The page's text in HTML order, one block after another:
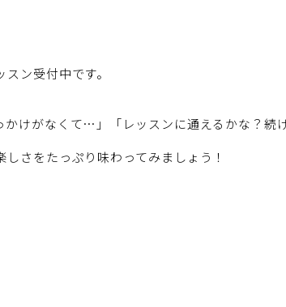
ン受付中です。
かけがなくて…」「レッスンに通えるかな？続
さをたっぷり味わってみましょう！